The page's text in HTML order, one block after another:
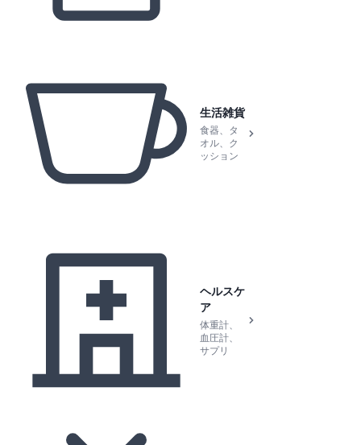
生活雑貨
食器、タ
オル、ク
ッション
ヘルスケ
ア
体重計、
血圧計、
サプリ